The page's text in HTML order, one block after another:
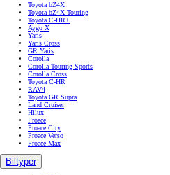
Toyota bZ4X
Toyota bZ4X Touring
Toyota C-HR+
Aygo X
Yaris
Yaris Cross
GR Yaris
Corolla
Corolla Touring Sports
Corolla Cross
Toyota C-HR
RAV4
Toyota GR Supra
Land Cruiser
Hilux
Proace
Proace City
Proace Verso
Proace Max
Biltyper